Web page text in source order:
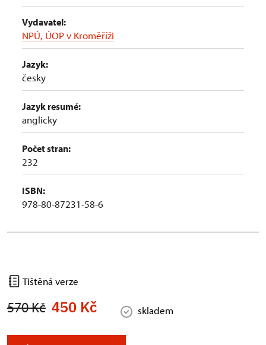
Vydavatel:
NPÚ, ÚOP v Kroměříži
Jazyk:
česky
Jazyk resumé:
anglicky
Počet stran:
232
ISBN:
978-80-87231-58-6
Tištěná verze
570 Kč 450 Kč skladem